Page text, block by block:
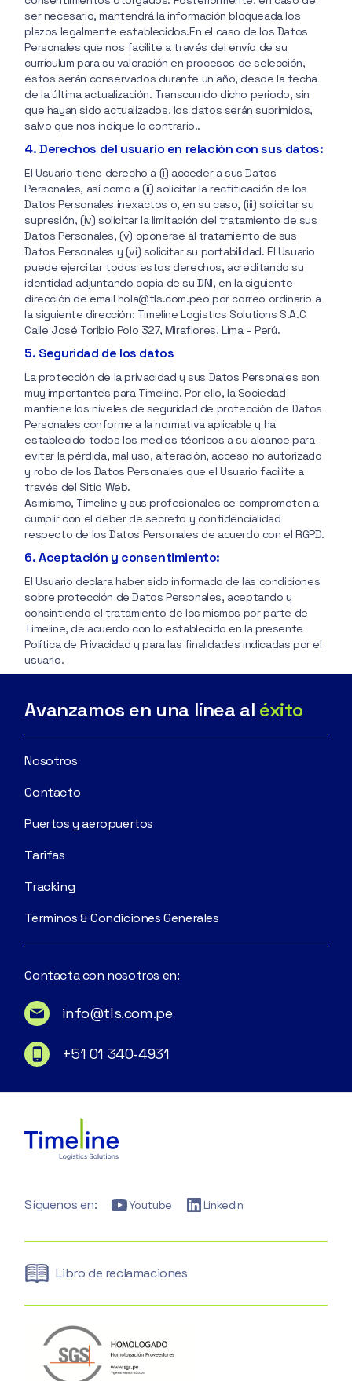
ser necesario, mantendrá la información bloqueada los
plazos legalmente establecidos.En el caso de los Datos
Personales que nos facilite a través del envío de su
currículum para su valoración en procesos de selección,
éstos serán conservados durante un año, desde la fecha
de la última actualización. Transcurrido dicho periodo, sin
que hayan sido actualizados, los datos serán suprimidos,
salvo que nos indique lo contrario..
4. Derechos del usuario en relación con sus datos:
El Usuario tiene derecho a (i) acceder a sus Datos
Personales, así como a (ii) solicitar la rectificación de los
Datos Personales inexactos o, en su caso, (iii) solicitar su
supresión, (iv) solicitar la limitación del tratamiento de sus
Datos Personales, (v) oponerse al tratamiento de sus
Datos Personales y (vi) solicitar su portabilidad. El Usuario
puede ejercitar todos estos derechos, acreditando su
identidad adjuntando copia de su DNI, en la siguiente
dirección de email hola@tls.com.peo por correo ordinario a
la siguiente dirección: Timeline Logistics Solutions S.A.C
Calle José Toribio Polo 327, Miraflores, Lima – Perú.
5. Seguridad de los datos
La protección de la privacidad y sus Datos Personales son
muy importantes para Timeline. Por ello, la Sociedad
mantiene los niveles de seguridad de protección de Datos
Personales conforme a la normativa aplicable y ha
establecido todos los medios técnicos a su alcance para
evitar la pérdida, mal uso, alteración, acceso no autorizado
y robo de los Datos Personales que el Usuario facilite a
través del Sitio Web.
Asimismo, Timeline y sus profesionales se comprometen a
cumplir con el deber de secreto y confidencialidad
respecto de los Datos Personales de acuerdo con el RGPD.
6. Aceptación y consentimiento:
El Usuario declara haber sido informado de las condiciones
sobre protección de Datos Personales, aceptando y
consintiendo el tratamiento de los mismos por parte de
Timeline, de acuerdo con lo establecido en la presente
Política de Privacidad y para las finalidades indicadas por el
usuario.
Avanzamos en una línea al éxito
Nosotros
Contacto
Puertos y aeropuertos
Tarifas
Tracking
Terminos & Condiciones Generales
Contacta con nosotros en:
info@tls.com.pe
+51 01 340-4931
Síguenos en: Youtube Linkedin
Libro de reclamaciones